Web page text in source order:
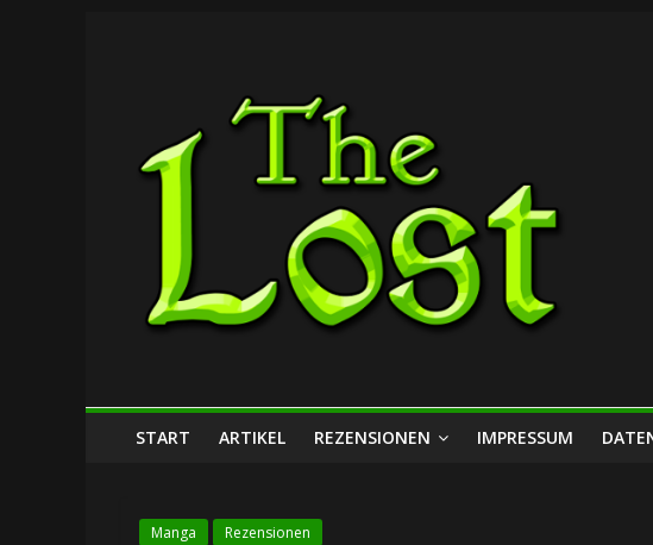
Lost
Dungeon
START ARTIKEL REZENSIONEN IMPRESSUM
Manga Rezensionen